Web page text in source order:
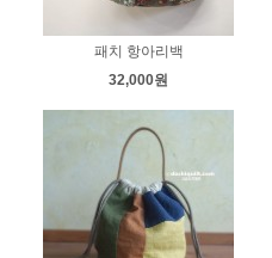
패치 항아리백
32,000원